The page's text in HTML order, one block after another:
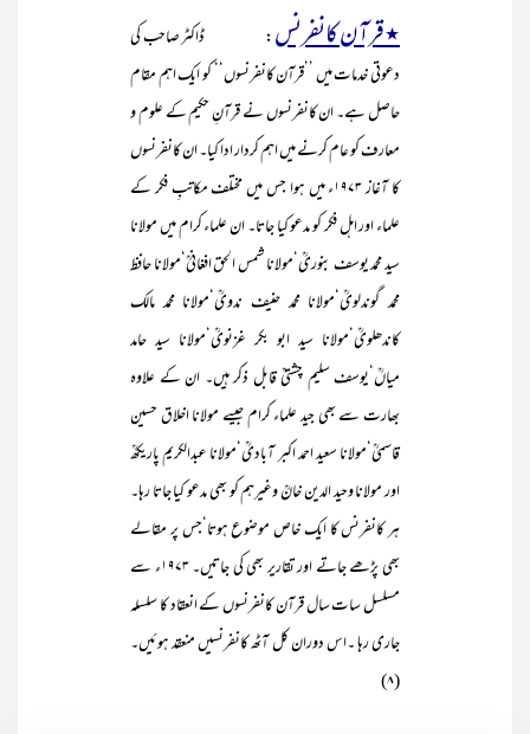
٭قرآن کانفرنس: ڈاکٹر صاحب کی
دعوتی خدمات میں ’’قرآن کانفرنسوں‘‘ کو ایک اہم مقام
حاصل ہے۔ ان کانفرنسوں نے قرآنِ حکیم کے علوم و
معارف کو عام کرنے میں اہم کردار ادا کیا۔ان کانفرنسوں
کا آغاز ۱۹۷۳ء میں ہوا جس میں مختلف مکاتبِ فکر کے
علماء اور اہل فکر کو مدعو کیا جاتا۔ ان علماء کرام میں مولانا
سید محمد یوسف بنوریؒ‘مولانا شمس الحق افغانیؒ‘مولانا حافظ
محمد گوندلویؒ‘مولانا محمد حنیف ندویؒ‘مولانا محمد مالک
کاندھلویؒ‘مولانا سید ابو بکر غزنویؒ‘مولانا سید حامد
میاںؒ‘یوسف سلیم چشتیؒ قابل ذکر ہیں۔ ان کے علاوہ
بھارت سے بھی جید علماء کرام جیسے مولانا اخلاق حسین
قاسمیؒ‘مولانا سعید احمد اکبر آبادیؒ‘مولانا عبدالکریم پاریکھؒ
اور مولانا وحید الدین خانؒ وغیرہم کو بھی مدعو کیا جاتا رہا۔
ہر کانفرنس کا ایک خاص موضوع ہوتا‘جس پر مقالے
بھی پڑھے جاتے اور تقاریر بھی کی جاتیں۔ ۱۹۷۳ء سے
مسلسل سات سال قرآن کانفرنسوں کے انعقاد کا سلسلہ
جاری رہا ۔اس دوران کل آٹھ کانفرنسیں منعقد ہوئیں۔
(۸)